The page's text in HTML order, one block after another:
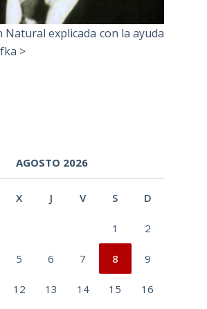
Natural explicada con la ayuda
>
AGOSTO 2026
X J V S D
1 2
5 6 7 8 9
12 13 14 15 16